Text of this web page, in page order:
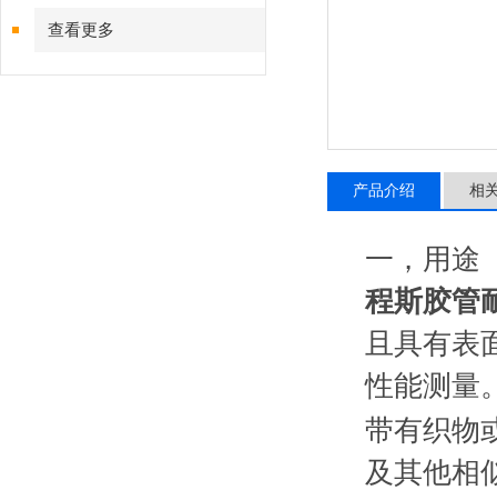
查看更多
产品介绍 相
一， 用途
程斯胶管
且具有表
性能测量
带有织物
及其他相